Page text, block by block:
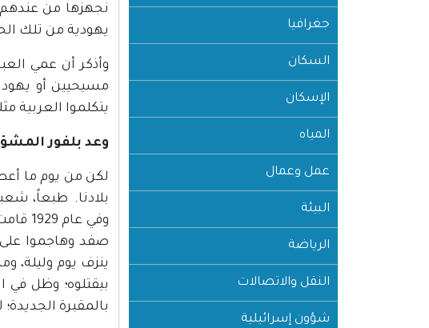
جغرافيا
السكان
الإسكان
المياه
عمل وعمال
البيئة
الرياضة
النقل والاتصالات
شؤون إسرائيلية
نجهزها من
يهودية من تلك
وأذكر أن عمي
مسيحيين أو يهود
يتكلموا العربية
وعد بلفور
لكن من يوم ما
بلادنا. طبعاً،
وفي
صفد وهاجموا على
ينزف يوم وليلة،
بيقتلوه؛ وظل في
بالمقبرة